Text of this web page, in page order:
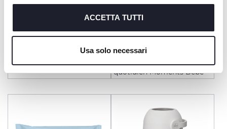
cookie tecnici, indispensabili per fruire del servizio
ACCETTA TUTTI
Usa solo necessari
Lingettes biodégradables
Crème pour le change
quotidien Moments Bébé